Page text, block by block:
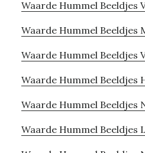
Waarde Hummel Beeldjes
Waarde Hummel Beeldjes
Waarde Hummel Beeldjes
Waarde Hummel Beeldjes
Waarde Hummel Beeldjes
Waarde Hummel Beeldjes